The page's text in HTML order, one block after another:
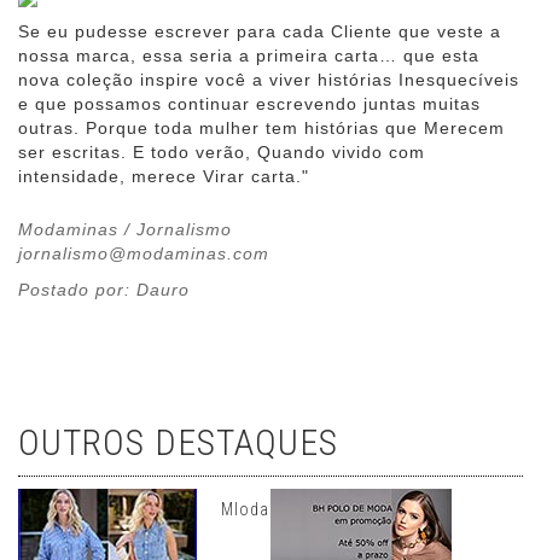
Se eu pudesse escrever para cada Cliente que veste a
nossa marca, essa seria a primeira carta… que esta
nova coleção inspire você a viver histórias Inesquecíveis
e que possamos continuar escrevendo juntas muitas
outras. Porque toda mulher tem histórias que Merecem
ser escritas. E todo verão, Quando vivido com
intensidade, merece Virar carta."
Modaminas / Jornalismo
jornalismo@modaminas.com
Postado por: Dauro
OUTROS DESTAQUES
Mloda